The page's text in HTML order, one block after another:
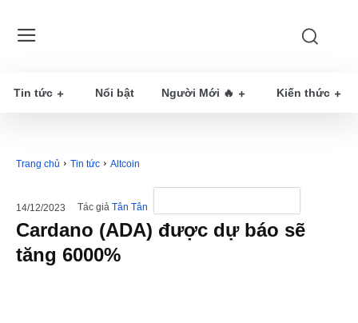
Tin tức Nổi bật Người Mới 🔥 Kiến thức
Trang chủ Tin tức Altcoin
14/12/2023 Tác giả Tân Tân
Cardano (ADA) được dự báo sẽ
tăng 6000%